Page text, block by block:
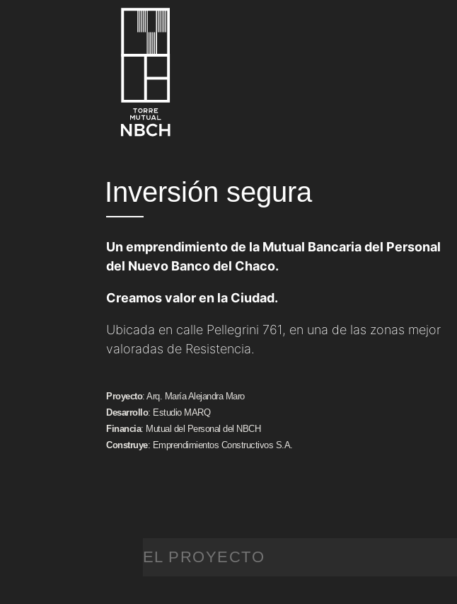
Inversión segura
Un emprendimiento de la Mutual Bancaria del Personal
del Nuevo Banco del Chaco.
Creamos valor en la Ciudad.
Ubicada en calle Pellegrini 761, en una de las zonas mejor
valoradas de Resistencia.
Proyecto: Arq. María Alejandra Maro
Desarrollo: Estudio MARQ
Financia: Mutual del Personal del NBCH
Construye: Emprendimientos Constructivos S.A.
EL PROYECTO